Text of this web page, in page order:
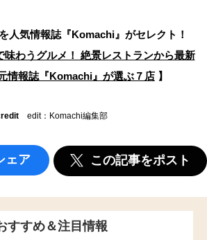
人気情報誌『Komachi』がセレクト！
味わうグルメ！ 絶景レストランから最新
情報誌『Komachi』が選ぶ７店 】
edit：Komachi編集部
ェア この記事をポスト
すすめ＆注目情報